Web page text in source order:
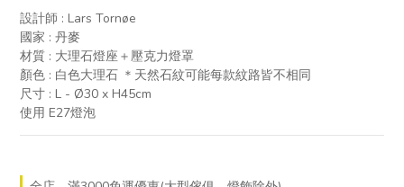
設計師 : Lars Tornøe
國家 : 丹麥
材質 : 大理石燈座＋壓克力燈罩
顏色 : 白色大理石 ＊天然石紋可能每款紋路皆不相同
尺寸 : L - Ø30 x H45cm
使用 E27燈泡